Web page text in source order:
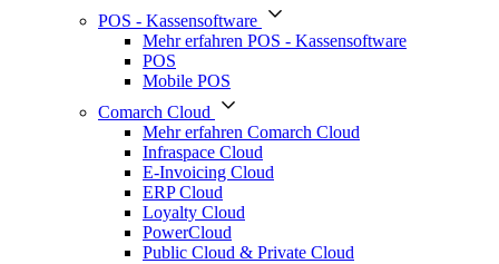
POS - Kassensoftware
Mehr erfahren POS - Kassensoftware
POS
Mobile POS
Comarch Cloud
Mehr erfahren Comarch Cloud
Infraspace Cloud
E-Invoicing Cloud
ERP Cloud
Loyalty Cloud
PowerCloud
Public Cloud & Private Cloud